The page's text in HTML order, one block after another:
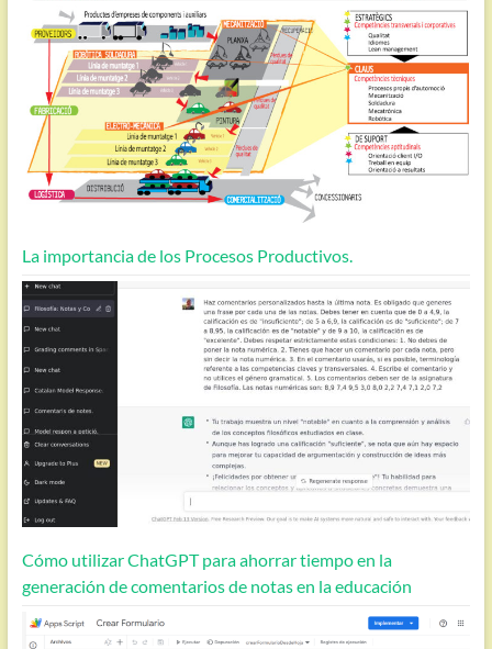
La importancia de los Procesos Productivos.
Cómo utilizar ChatGPT para ahorrar tiempo en la
generación de comentarios de notas en la educación